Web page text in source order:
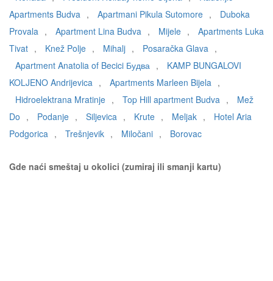
Apartments Budva , Apartmani Pikula Sutomore ,
Duboka
Provala , Apartment Lina Budva , Mijele ,
Apartments Luka
Tivat , Knež Polje , Mihalj , Posaračka Glava ,
Apartment Anatolia of Becici Будва ,
KAMP BUNGALOVI
KOLJENO Andrijevica , Apartments Marleen Bijela ,
Hidroelektrana Mratinje , Top Hill apartment Budva ,
Mež
Do , Podanje , Siljevica , Krute , Meljak ,
Hotel Aria
Podgorica , Trešnjevik , Miločani , Borovac
Gde naći smeštaj u okolici (zumiraj ili smanji kartu)